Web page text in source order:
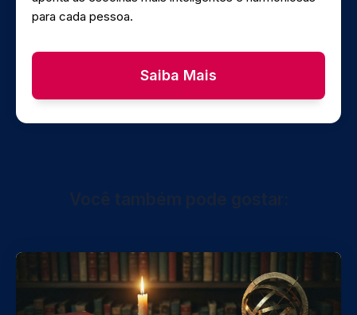
para cada pessoa.
Saiba Mais